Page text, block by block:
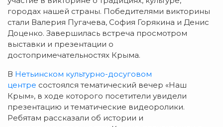
городах нашей страны. Победителями викторины
стали Валерия Пугачева, София Горякина и Денис
Доценко. Завершилась встреча просмотром
выставки и презентации о
достопримечательностях Крыма.
В Нетьинском культурно-досуговом
центре состоялся тематический вечер «Наш
Крым», в ходе которого посетители увидели
презентацию и тематические видеоролики.
Ребятам рассказали об истории и